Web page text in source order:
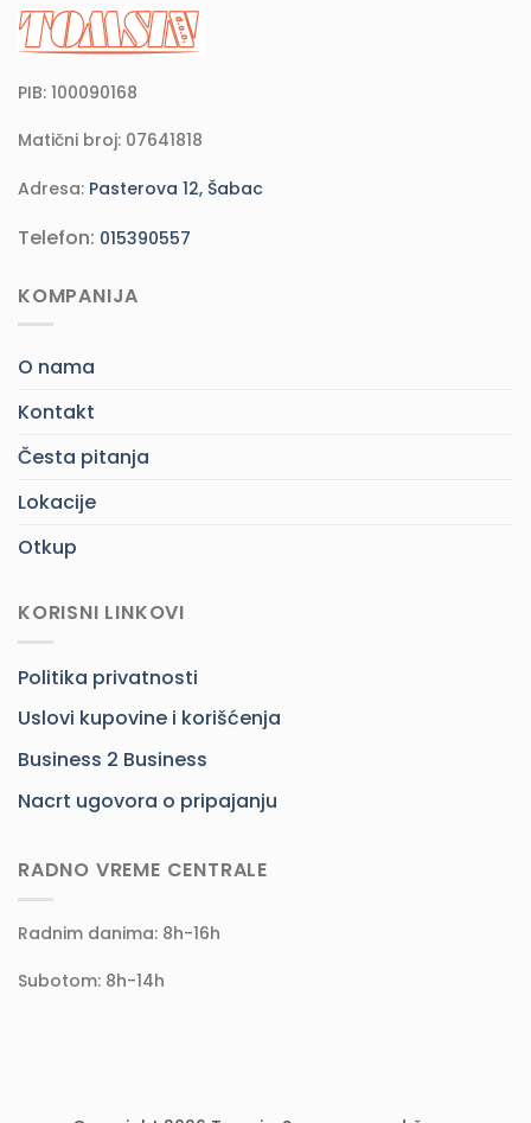
PIB: 100090168
Matični broj: 07641818
Adresa: Pasterova 12, Šabac
Telefon: 015390557
KOMPANIJA
O nama
Kontakt
Česta pitanja
Lokacije
Otkup
KORISNI LINKOVI
Politika privatnosti
Uslovi kupovine i korišćenja
Business 2 Business
Nacrt ugovora o pripajanju
RADNO VREME CENTRALE
Radnim danima: 8h-16h
Subotom: 8h-14h